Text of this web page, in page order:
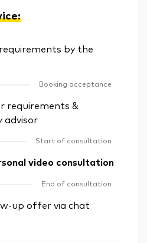
by the
Booking acceptance
requirements &
advisor
Start of consultation
video consultation
End of consultation
up offer via chat